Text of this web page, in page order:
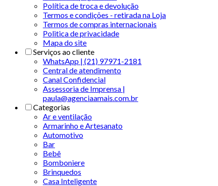
Política de troca e devolução
Termos e condições - retirada na Loja
Termos de compras internacionais
Politica de privacidade
Mapa do site
Serviços ao cliente
WhatsApp | (21) 97971-2181
Central de atendimento
Canal Confidencial
Assessoria de Imprensa |
paula@agenciaamais.com.br
Categorias
Ar e ventilação
Armarinho e Artesanato
Automotivo
Bar
Bebê
Bomboniere
Brinquedos
Casa Inteligente